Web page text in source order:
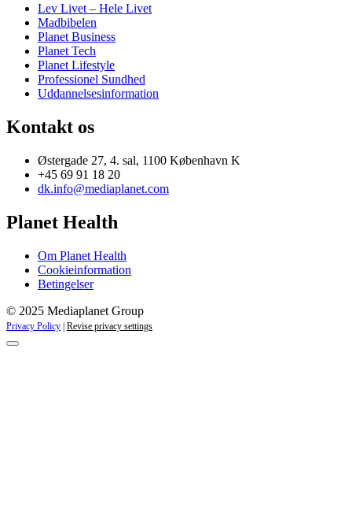
Lev Livet – Hele Livet
Madbibelen
Planet Business
Planet Tech
Planet Lifestyle
Professionel Sundhed
Uddannelsesinformation
Kontakt os
Østergade 27, 4. sal, 1100 København K
+45 69 91 18 20
dk.info@mediaplanet.com
Planet Health
Om Planet Health
Cookieinformation
Betingelser
© 2025 Mediaplanet Group
Privacy Policy | Revise privacy settings